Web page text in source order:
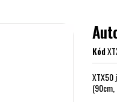
Kód
XTX50